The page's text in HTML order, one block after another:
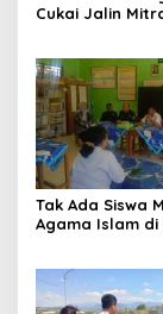
Cukai Jalin
Tak Ada Siswa
Agama Islam di